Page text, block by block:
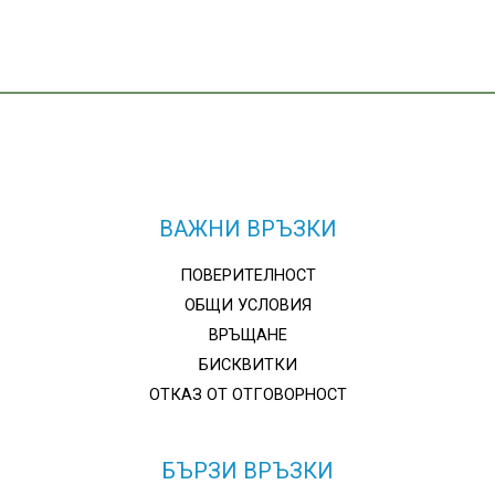
ВАЖНИ ВРЪЗКИ
ПОВЕРИТЕЛНОСТ
ОБЩИ УСЛОВИЯ
ВРЪЩАНЕ
БИСКВИТКИ
ОТКАЗ ОТ ОТГОВОРНОСТ
БЪРЗИ ВРЪЗКИ